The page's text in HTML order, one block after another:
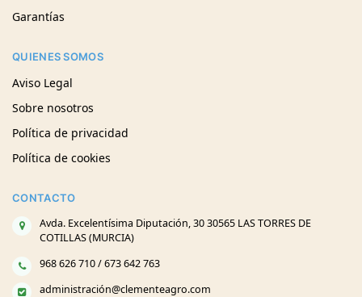
Garantías
QUIENES SOMOS
Aviso Legal
Sobre nosotros
Política de privacidad
Política de cookies
CONTACTO
Avda. Excelentísima Diputación, 30 30565 LAS TORRES DE
COTILLAS (MURCIA)
968 626 710 / 673 642 763
administración@clementeagro.com